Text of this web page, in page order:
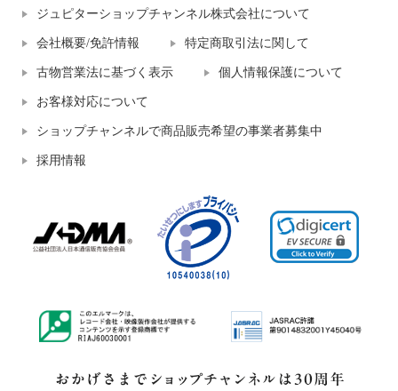
ジュピターショップチャンネル株式会社について
会社概要/免許情報 特定商取引法に関して
古物営業法に基づく表示 個人情報保護について
お客様対応について
ショップチャンネルで商品販売希望の事業者募集中
採用情報